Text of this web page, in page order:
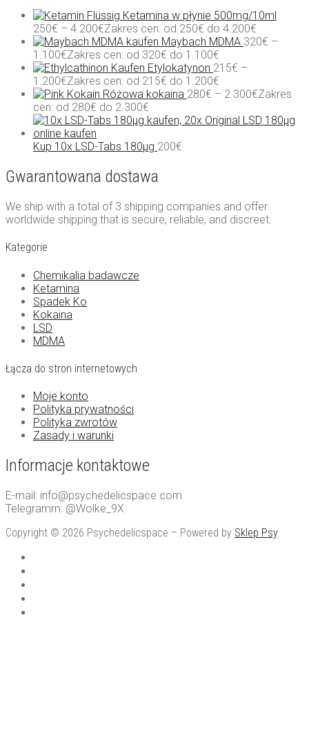
Ketamina w płynie 500mg/10ml
250€ – 4.200€Zakres cen: od 250€ do 4.200€
Maybach MDMA 320€ –
1.100€Zakres cen: od 320€ do 1.100€
Etylokatynon 215€ –
1.200€Zakres cen: od 215€ do 1.200€
Różowa kokaina 280€ – 2.300€Zakres
cen: od 280€ do 2.300€
Kup 10x LSD-Tabs 180µg 200€
Gwarantowana dostawa
We ship with a total of 3 shipping companies and offer
worldwide shipping that is secure, reliable, and discreet.
Kategorie
Chemikalia badawcze
Ketamina
Spadek Ko
Kokaina
LSD
MDMA
Łącza do stron internetowych
Moje konto
Polityka prywatności
Polityka zwrotów
Zasady i warunki
Informacje kontaktowe
E-mail: info@psychedelicspace.com
Telegramm: @Wolke_9X
Copyright © 2026 Psychedelicspace – Powered by Sklep Psy.